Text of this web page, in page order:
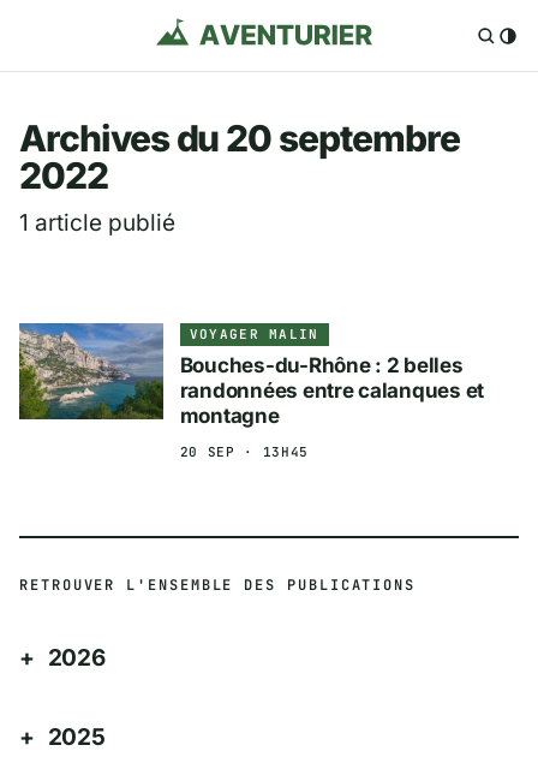
Aventurier.fr —
Archives du 20 septembre
2022
1 article publié
VOYAGER MALIN
Bouches-du-Rhône : 2 belles
randonnées entre calanques et
montagne
20 SEP · 13H45
RETROUVER L'ENSEMBLE DES PUBLICATIONS
2026
2025